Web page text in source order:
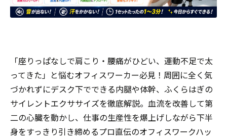
「座りっぱなしで肩こり・腰痛がひどい、運動不足で太
ってきた」と悩むオフィスワーカー必見！周囲に全く気
づかれずにデスク下でできる内腿や体幹、ふくらはぎの
サイレントエクササイズを徹底解説。血流を改善して第
二の心臓を動かし、仕事の生産性を爆上げしながら下半
身をすっきり引き締めるプロ直伝のオフィスワークハッ